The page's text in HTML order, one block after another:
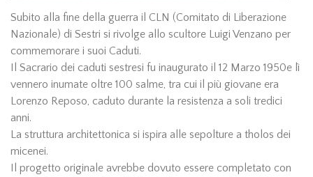
Subito alla fine della guerra il CLN (Comitato di Liberazione
Nazionale) di Sestri si rivolge allo scultore Luigi Venzano per
commemorare i suoi Caduti.
Il Sacrario dei caduti sestresi fu inaugurato il 12 Marzo 1950e lì
vennero inumate oltre 100 salme, tra cui il più giovane era
Lorenzo Reposo, caduto durante la resistenza a soli tredici
anni.
La struttura architettonica si ispira alle sepolture a tholos dei
micenei.
Il progetto originale avrebbe dovuto essere completato con